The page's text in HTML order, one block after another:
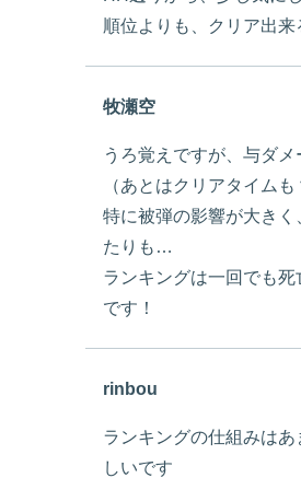
順位よりも、クリア出
牧瀬空
うろ覚えですが、与ダ
（あとはクリアタイムも
特に被弾の影響が大き
たりも…
ランキングは一回でも
です！
rinbou
ランキングの仕組みは
しいです